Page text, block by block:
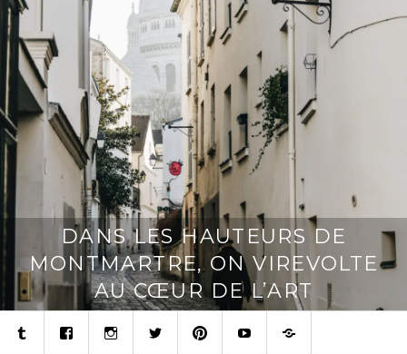
DANS LES HAUTEURS DE
MONTMARTRE, ON VIREVOLTE
AU CŒUR DE L’ART
TumblrFacebookInstagramTwitterPinterestYoutubeContact